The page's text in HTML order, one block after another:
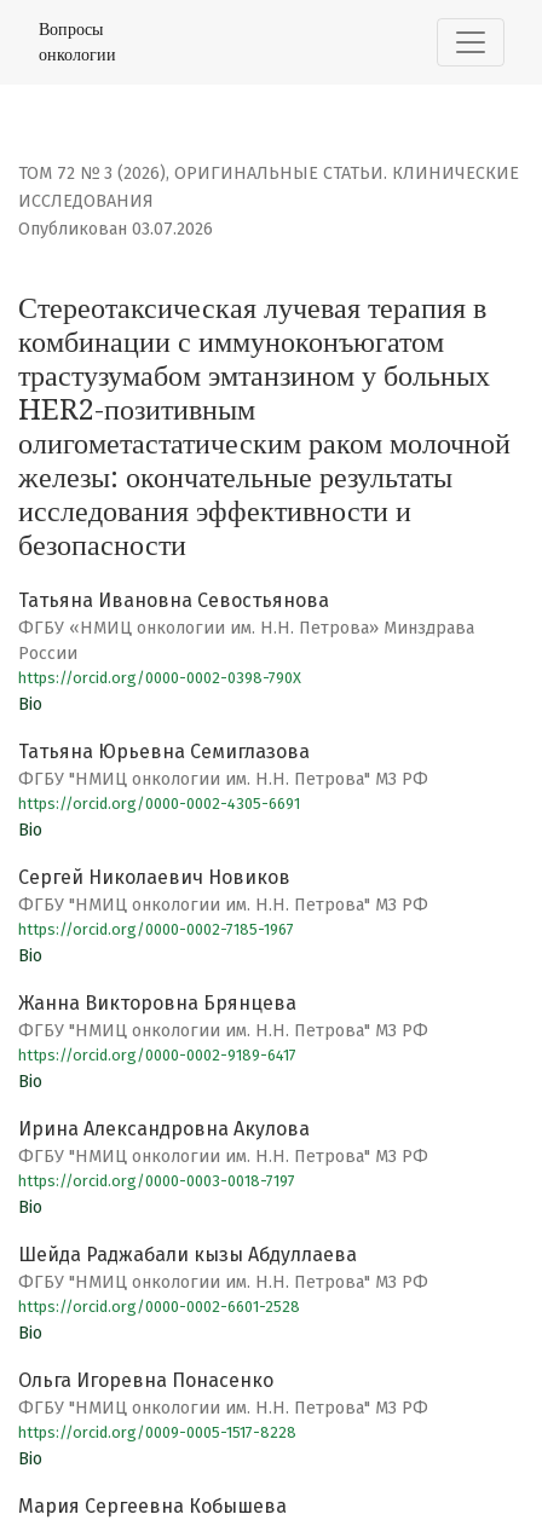
Стереотаксическая лучевая терапия в комбинации
Вопросы
онкологии
ТОМ 72 № 3 (2026), ОРИГИНАЛЬНЫЕ СТАТЬИ. КЛИНИЧЕСКИЕ
ИССЛЕДОВАНИЯ
Стереотаксическая лучевая терапия в
комбинации с иммуноконъюгатом
трастузумабом эмтанзином у больных
HER2-позитивным
олигометастатическим раком молочной
железы: окончательные результаты
исследования эффективности и
безопасности
Опубликован 03.07.2026
Татьяна Ивановна Севостьянова
ФГБУ «НМИЦ онкологии им. Н.Н. Петрова» Минздрава
России
https://orcid.org/0000-0002-0398-790X
Bio
Татьяна Юрьевна Семиглазова
ФГБУ "НМИЦ онкологии им. Н.Н. Петрова" МЗ РФ
https://orcid.org/0000-0002-4305-6691
Bio
Сергей Николаевич Новиков
ФГБУ "НМИЦ онкологии им. Н.Н. Петрова" МЗ РФ
https://orcid.org/0000-0002-7185-1967
Bio
Жанна Викторовна Брянцева
ФГБУ "НМИЦ онкологии им. Н.Н. Петрова" МЗ РФ
https://orcid.org/0000-0002-9189-6417
Bio
Ирина Александровна Акулова
ФГБУ "НМИЦ онкологии им. Н.Н. Петрова" МЗ РФ
https://orcid.org/0000-0003-0018-7197
Bio
Шейда Раджабали кызы Абдуллаева
ФГБУ "НМИЦ онкологии им. Н.Н. Петрова" МЗ РФ
https://orcid.org/0000-0002-6601-2528
Bio
Ольга Игоревна Понасенко
ФГБУ "НМИЦ онкологии им. Н.Н. Петрова" МЗ РФ
https://orcid.org/0009-0005-1517-8228
Bio
Мария Сергеевна Кобышева